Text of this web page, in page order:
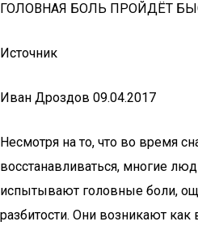
ГОЛОВНАЯ БОЛЬ ПРОЙДЁТ
Источник
Иван Дроздов 09.04.2017
Несмотря на то, что во время
восстанавливаться, многие
испытывают головные боли,
разбитости. Они возникают как